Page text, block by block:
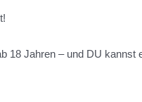
18 Jahren – und DU